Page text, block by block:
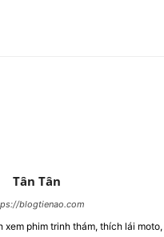
Tân Tân
blogtienao.com
phim trinh thám, thích lái